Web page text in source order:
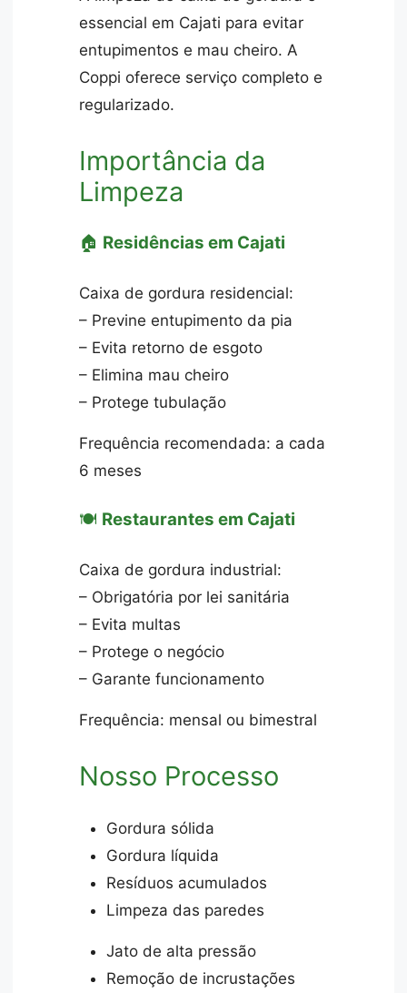
essencial em Cajati para evitar
entupimentos e mau cheiro. A
Coppi oferece serviço completo e
regularizado.
Importância da
Limpeza
🏠 Residências em Cajati
Caixa de gordura residencial:
– Previne entupimento da pia
– Evita retorno de esgoto
– Elimina mau cheiro
– Protege tubulação
Frequência recomendada: a cada
6 meses
🍽️ Restaurantes em Cajati
Caixa de gordura industrial:
– Obrigatória por lei sanitária
– Evita multas
– Protege o negócio
– Garante funcionamento
Frequência: mensal ou bimestral
Nosso Processo
Gordura sólida
Gordura líquida
Resíduos acumulados
Limpeza das paredes
Jato de alta pressão
Remoção de incrustações